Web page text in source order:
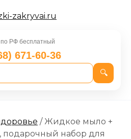
по РФ бесплатный
671-60-36
🔍
/ Жидкое мыло +
подарочный набор для